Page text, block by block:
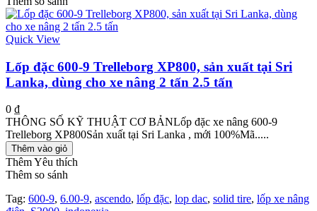
Quick View
Lốp đặc 600-9 Trelleborg XP800, sản xuất tại Sri
Lanka, dùng cho xe nâng 2 tấn 2.5 tấn
0 ₫
THÔNG SỐ KỸ THUẬT CƠ BẢNLốp đặc xe nâng 600-9
Trelleborg XP800Sản xuất tại Sri Lanka , mới 100%Mã.....
Thêm vào giỏ
Thêm Yêu thích
Thêm so sánh
Tag: 600-9, 6.00-9, ascendo, lốp đặc, lop dac, solid tire, lốp xe nâng